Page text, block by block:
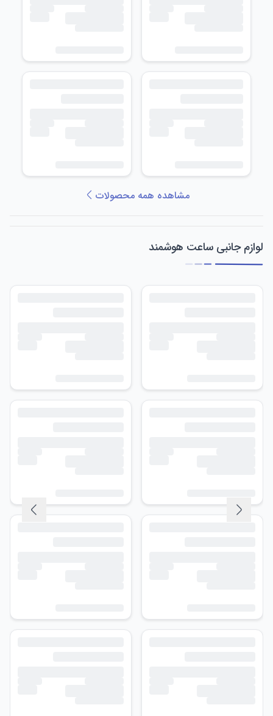
مشاهده همه محصولات
لوازم جانبی ساعت هوشمند